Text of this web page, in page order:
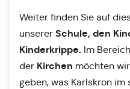
Weiter finden Sie auf
unserer Schule, den
Kinderkrippe. Im
der Kirchen möchten
geben, was Karlskron